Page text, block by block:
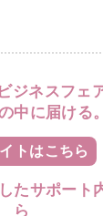
ジネスフェ
中に届ける
トはこちら
たサポート
ら